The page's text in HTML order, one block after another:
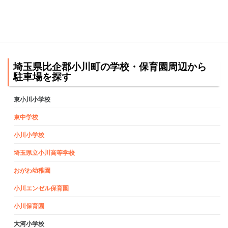
埼玉県比企郡小川町の学校・保育園周辺から
駐車場を探す
東小川小学校
東中学校
小川小学校
埼玉県立小川高等学校
おがわ幼稚園
小川エンゼル保育園
小川保育園
大河小学校